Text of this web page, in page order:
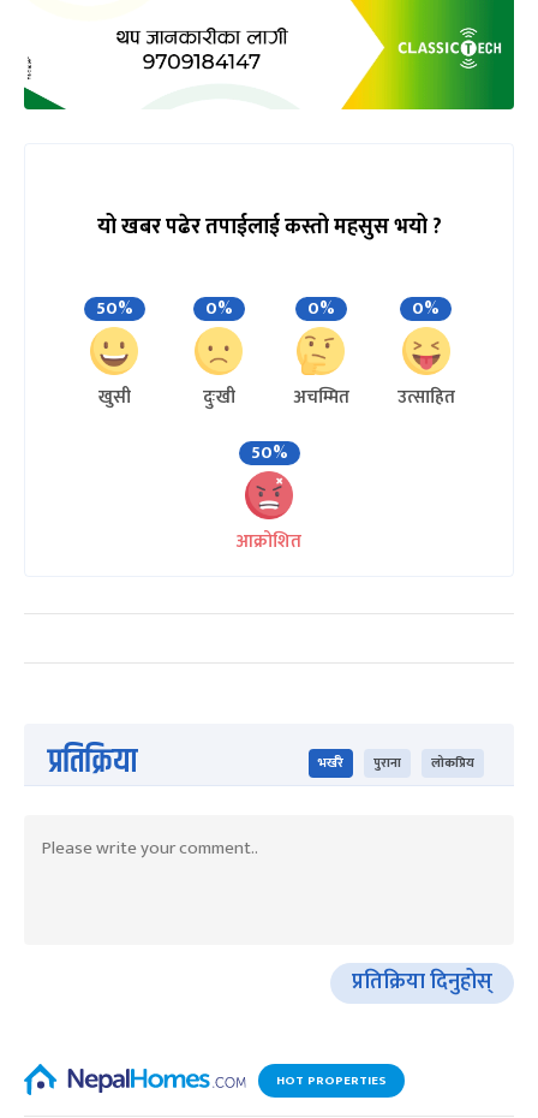
यो खबर पढेर तपाईलाई कस्तो महसुस भयो ?
50%
खुसी
0%
दुःखी
0%
अचम्मित
0%
उत्साहित
50%
आक्रोशित
प्रतिक्रिया भर्खरै पुराना लोकप्रिय
प्रतिक्रिया दिनुहोस्
HOT PROPERTIES